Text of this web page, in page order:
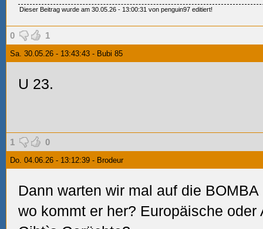
Dieser Beitrag wurde am 30.05.26 - 13:00:31 von penguin97 editiert!
0 1
Sa. 30.05.26 - 13:43:43 - Bubi 85
U 23.
1 0
Do. 04.06.26 - 13:12:39 - Brodeur
Dann warten wir mal auf die
wo kommt er her? Europäische